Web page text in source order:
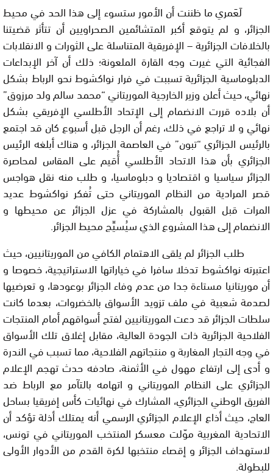
لَعَمري ما ظننت أن الأمور ستسوء إلى هذا الحد في محيط
الجزائر، و لم يتوقع أكبر المتشائمين الصحراويين أن تتأثر قضيتنا
بالخلافات الجزائرية – الإفريقية المتناسلة على الثورات و الانقلابات
الفجائية التي غيرت وجه القارة الملعونة؛ ذلك أن آخر الإبداعات
الدبلوماسية الجزائرية تسببت في فرار نواكشوط نحو الرباط بشكل
نهائي، حيث أعلن وزير الخارجية الموريتاني “محمد سالم ولد مرزوق”
أن بلاده قررت الانضمام إلى الإتحاد الأطلسي الإفريقي بشكل
نهائي و لا تراجع في ذلك، رغم أن الرجل قبل أسبوع كان قد اجتمع
بالرئيس الجزائري “تبون” في العاصمة الجزائر، و هناك أبلغه الرئيس
الجزائري بأن هذا الاتحاد الأطلسي أُقيم على المقاس لمحاصرة
الجزائر سياسيا و اقتصاديا و دبلوماسيا، و طلب منه نقل هواجس
قصر المرادية من النظام الموريتاني حتى تُفكر نواكشوط عديد
المرات قبل القبول بالمشاركة في عزل الجزائر عن محيطها و
الانضمام إلى هذا المشروع الذي سيُسيِّج محيط الجزائر.
طلب الجزائر لم يلقى الاهتمام الكافي من الموريتانيين، حيث
اعتبرته نواكشوط تدخلا سافرا في خياراتها الاستراتيجية، خصوصا و
أن موريتانيا مستاءة جدا من عدم وفاء الجزائر بوعودها، و تعرضيها
لصدمة شعبية في ملف تزويد الأسواق بالخضروات، بعدما كانت
سلطات الجزائر قد دعت الموريتانيين لفتح أسواقهم أمام المنتجات
الفلاحية الجزائرية ذات الجودة العالية، مقابل إغلاق تلك الأسواق
في وجه التجار المغاربة و منتجاتهم الفلاحية، مما تسبب في الندرة
و أدى إلى ارتفاع مهول في الأثمنة، صادفه حدث تهجم الإعلام
الجزائري على النظام الموريتاني و اتهامه بالتآمر مع الرباط ضد
الفريق الوطني الجزائري، المشارك في نهائيات كأس إفريقيا بساحل
العاج، حيث أذاع الإعلام الجزائري الرسمي أنه يمتلك أذلة تؤكد أن
الاتحادية المغربية موّلت معسكر المنتخب الموريتاني في تونس،
لاستهداف الجزائر و إقصاء منتخبها لكرة القدم من الأدوار الأولى
للبطولة.